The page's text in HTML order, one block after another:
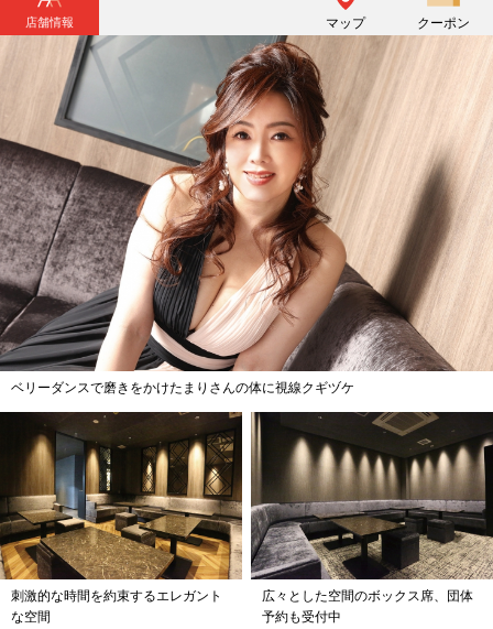
店舗情報 マップ クーポン
ベリーダンスで磨きをかけたまりさんの体に視線クギヅケ
刺激的な時間を約束するエレガント
な空間
広々とした空間のボックス席、団体
予約も受付中